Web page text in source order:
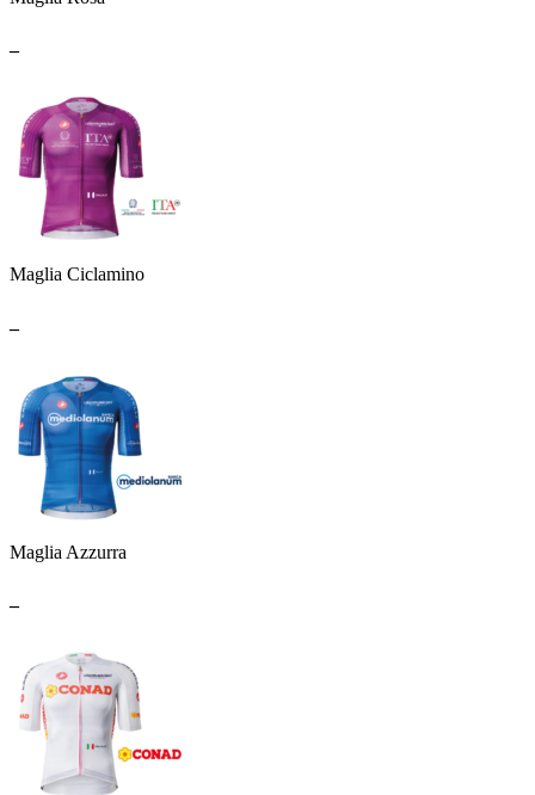
Maglia Ciclamino
Maglia Azzurra